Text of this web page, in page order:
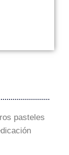
pasteles